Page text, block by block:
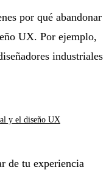
por qué abandonar
UX. Por ejemplo,
industriales
y el diseño UX
de tu experiencia